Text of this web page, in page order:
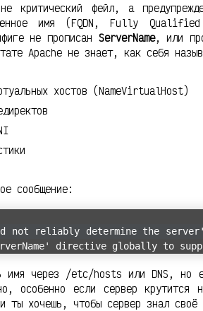
критический фейл, а
имя (FQDN, Fully
не прописан ServerName, или
Apache не знает, как себя
хостов (NameVirtualHost)
сообщение:
not reliably determine the
directive globally to
имя через /etc/hosts или DNS, но
особенно если сервер крутится
ты хочешь, чтобы сервер знал своё